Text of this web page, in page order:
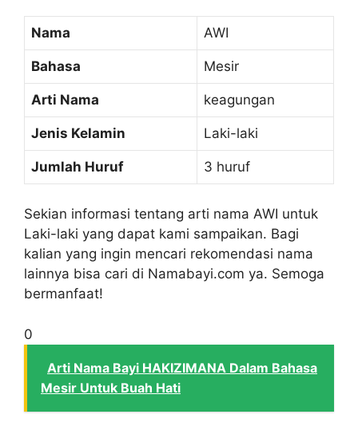
Nama AWI
Bahasa Mesir
Arti Nama keagungan
Jenis Kelamin Laki-laki
Jumlah Huruf 3 huruf
Sekian informasi tentang arti nama AWI untuk
Laki-laki yang dapat kami sampaikan. Bagi
kalian yang ingin mencari rekomendasi nama
lainnya bisa cari di Namabayi.com ya. Semoga
bermanfaat!
0
Arti Nama Bayi HAKIZIMANA Dalam Bahasa
Mesir Untuk Buah Hati